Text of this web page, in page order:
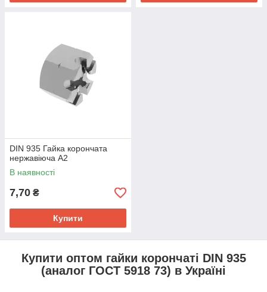
DIN 935 Гайка корончата
нержавіюча A2
В наявності
7,70 ₴
Купити
Купити оптом гайки корончаті DIN 935
(аналог ГОСТ 5918 73) в Україні